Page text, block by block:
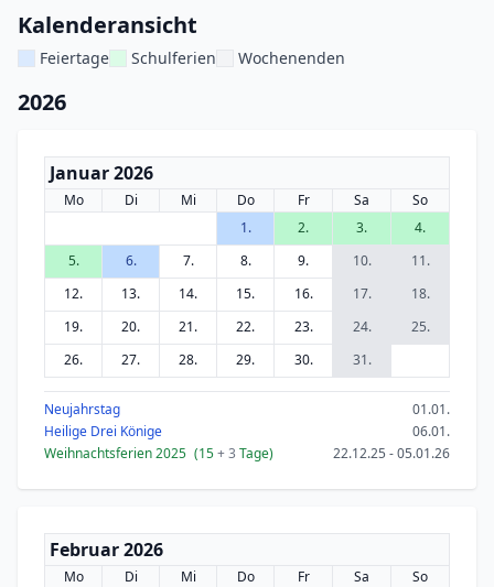
Kalenderansicht
Feiertage Schulferien Wochenenden
2026
Januar 2026
Mo Di Mi Do Fr Sa
So
1.
2. 3.
4.
5.
6. 7. 8. 9. 10.
11.
12.
13. 14. 15. 16. 17.
18.
19.
20. 21. 22. 23. 24.
25.
26.
27. 28. 29. 30. 31.
Neujahrstag
01.01.
Heilige Drei Könige
06.01.
Weihnachtsferien 2025 (15+ 3 Tage) 22.12.25 - 05.01.26
Februar 2026
Mo Di Mi Do Fr Sa
So